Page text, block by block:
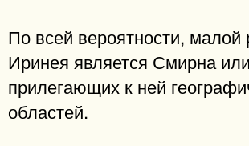
По всей вероятности, малой
Иринея является Смирна
прилегающих к ней
областей.